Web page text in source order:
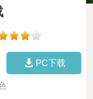
PC下载